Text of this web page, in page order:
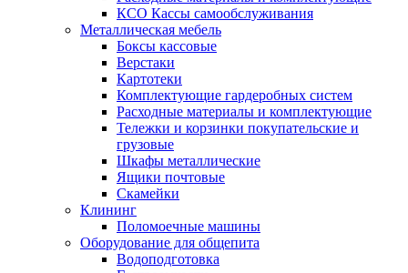
КСО Кассы самообслуживания
Металлическая мебель
Боксы кассовые
Верстаки
Картотеки
Комплектующие гардеробных систем
Расходные материалы и комплектующие
Тележки и корзинки покупательские и
грузовые
Шкафы металлические
Ящики почтовые
Скамейки
Клининг
Поломоечные машины
Оборудование для общепита
Водоподготовка